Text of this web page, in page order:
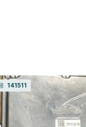
141511